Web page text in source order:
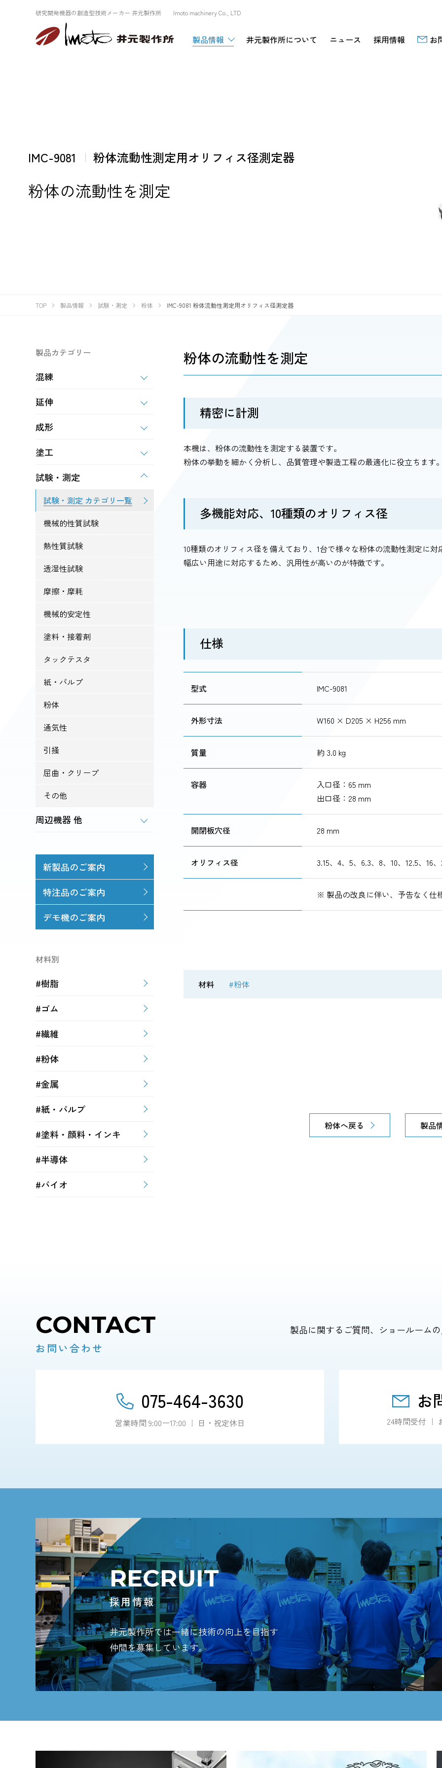
研究開発機器の創造型技術メーカー 井元製作所 Imoto machinery Co., LTD
製品情報 井元製作所について ニュース 採用情報 お
IMC-9081 粉体流動性測定用オリフィス径測定器
粉体の流動性を測定
TOP 製品情報 試験・測定 粉体 IMC-9081 粉体流動性測定用オリフィス径測定器
粉体の流動性を測定
精密に計測
本機は、粉体の流動性を測定する装置です。
粉体の挙動を細かく分析し、品質管理や製造工程の最適化に役立ちます。
多機能対応、10種類のオリフィス径
10種類のオリフィス径を備えており、1台で様々な粉体の流動性測定に対
幅広い用途に対応するため、汎用性が高いのが特徴です。
仕様
型式 IMC-9081
外形寸法 W160 × D205 × H256 mm
質量 約 3.0 kg
容器
入口径：65 mm
出口径：28 mm
開閉板穴径 28 mm
オリフィス径 3.15、4、5、6.3、8、10、12.5、16
※ 製品の改良に伴い、予告なく仕
材料 #粉体
粉体へ戻る 製品
製品カテゴリー
混練
延伸
成形
塗工
試験・測定
試験・測定 カテゴリ一覧
機械的性質試験
熱性質試験
透湿性試験
摩擦・摩耗
機械的安定性
塗料・接着剤
タックテスタ
紙・パルプ
粉体
通気性
引掻
屈曲・クリープ
その他
周辺機器 他
新製品のご案内
特注品のご案内
デモ機のご案内
材料別
#樹脂
#ゴム
#繊維
#粉体
#金属
#紙・パルプ
#塗料・顔料・インキ
#半導体
#バイオ
CONTACT
お問い合わせ
製品に関するご質問、ショールームの
075-464-3630
営業時間 9:00ー17:00 ｜ 日・祝定休日
お
24時間受付 ｜
RECRUIT
採用情報
井元製作所では一緒に技術の向上を目指す
仲間を募集しています。